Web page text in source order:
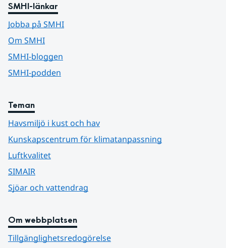
SMHI-länkar
Jobba på SMHI
Om SMHI
SMHI-bloggen
SMHI-podden
Teman
Havsmiljö i kust och hav
Kunskapscentrum för klimatanpassning
Luftkvalitet
SIMAIR
Sjöar och vattendrag
Om webbplatsen
Tillgänglighetsredogörelse